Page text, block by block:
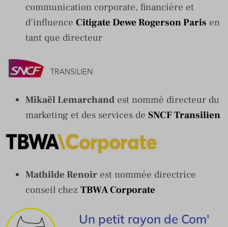
communication corporate, financière et
d’influence Citigate Dewe Rogerson Paris en
tant que directeur
Mikaël Lemarchand est nommé directeur du
marketing et des services de SNCF Transilien
Mathilde Renoir est nommée directrice
conseil chez TBWA Corporate
Un petit rayon de Com'